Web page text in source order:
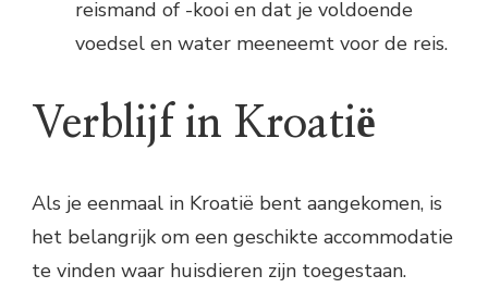
reismand of -kooi en dat je voldoende
voedsel en water meeneemt voor de reis.
Verblijf in Kroatië
Als je eenmaal in Kroatië bent aangekomen, is
het belangrijk om een geschikte accommodatie
te vinden waar huisdieren zijn toegestaan.